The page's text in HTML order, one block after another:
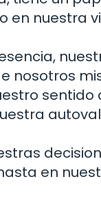
en nuestra
nosotros
sentido
en